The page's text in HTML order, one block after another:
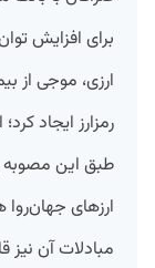
برای افزایش
ارزی، موجی از
رمزارز ایجادکرد؛
طبق این مصوبه
ارزهای جهان‌روا
مبادلاتآن نیز